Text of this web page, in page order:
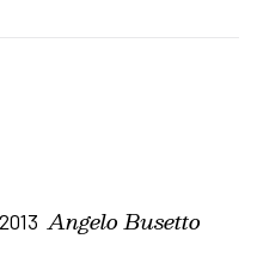
Angelo Busetto